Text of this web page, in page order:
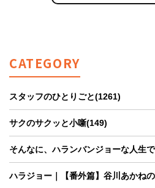
CATEGORY
スタッフのひとりごと(1261)
サクのサクッと小噺(149)
そんなに、ハランバンジョーな人生
ハラジョー｜【番外篇】谷川あかね